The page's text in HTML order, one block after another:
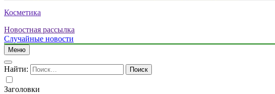
Косметика
Новостная рассылка
Случайные новости
Меню
Найти:
Заголовки